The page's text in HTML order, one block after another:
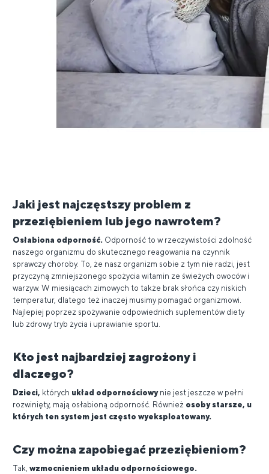
Jaki jest najczęstszy problem z
przeziębieniem lub jego nawrotem?
Osłabiona odporność. Odporność to w rzeczywistości zdolność
naszego organizmu do skutecznego reagowania na czynnik
sprawczy choroby. To, że nasz organizm sobie z tym nie radzi, jest
przyczyną zmniejszonego spożycia witamin ze świeżych owoców i
warzyw. W miesiącach zimowych to także brak słońca czy niskich
temperatur, dlatego też inaczej musimy pomagać organizmowi.
Najlepiej poprzez spożywanie odpowiednich suplementów diety
lub zdrowy tryb życia i uprawianie sportu.
Kto jest najbardziej zagrożony i
dlaczego?
Dzieci, których układ odpornościowy nie jest jeszcze w pełni
rozwinięty, mają osłabioną odporność. Również osoby starsze, u
których ten system jest często wyeksploatowany.
Czy można zapobiegać przeziębieniom?
Tak, wzmocnieniem układu odpornościowego.